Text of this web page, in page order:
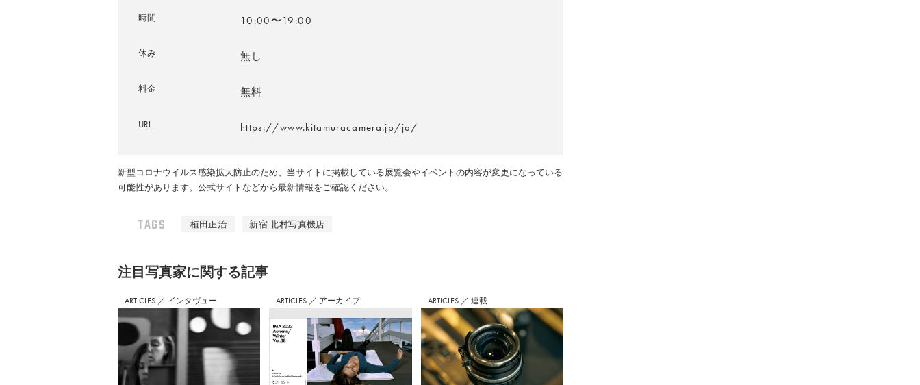
時間 10:00〜19:00
休み 無し
料金 無料
URL https://www.kitamuracamera.jp/ja/
新型コロナウイルス感染拡大防止のため、当サイトに掲載している展覧会やイベントの内容が変更になっている
可能性があります。公式サイトなどから最新情報をご確認ください。
TAGS 植田正治 新宿 北村写真機店
注⽬写真家に関する記事
ARTICLES ／ インタヴュー ARTICLES ／ アーカイブ ARTICLES ／ 連載